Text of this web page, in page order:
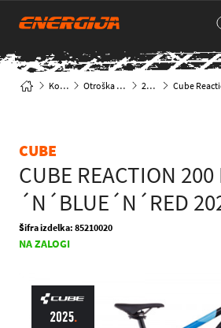
Kolesa Otroška kolesa 20 col
CUBE
CUBE REACTION
´N´BLUE´N´RED
Šifra izdelka: 85210020
NA ZALOGI